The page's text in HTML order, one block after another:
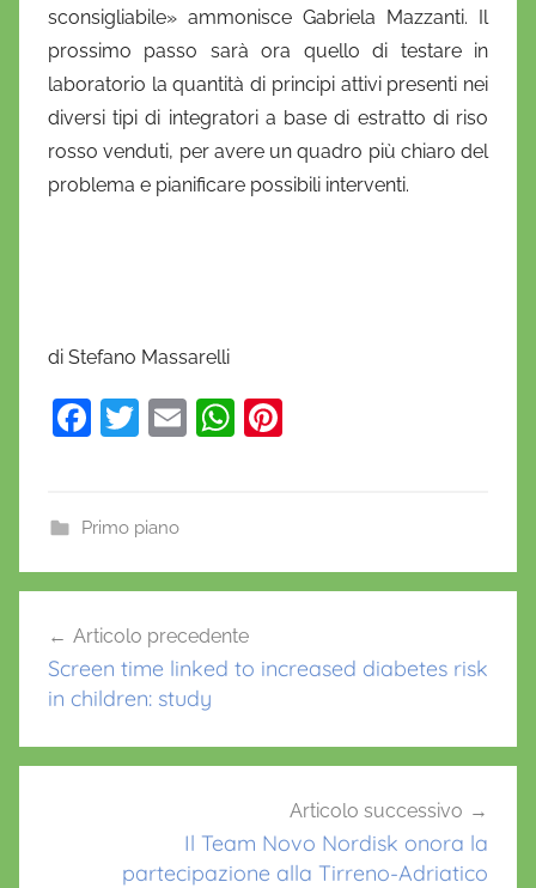
sconsigliabile» ammonisce Gabriela Mazzanti. Il
prossimo passo sarà ora quello di testare in
laboratorio la quantità di principi attivi presenti nei
diversi tipi di integratori a base di estratto di riso
rosso venduti, per avere un quadro più chiaro del
problema e pianificare possibili interventi.
di Stefano Massarelli
F
e
b
o
k
T
er
E
W
A
p
st
Primo piano
articoli
Articolo precedente
Screen time linked to increased diabetes risk
in children: study
Articolo successivo
Il Team Novo Nordisk onora la
partecipazione alla Tirreno-Adriatico